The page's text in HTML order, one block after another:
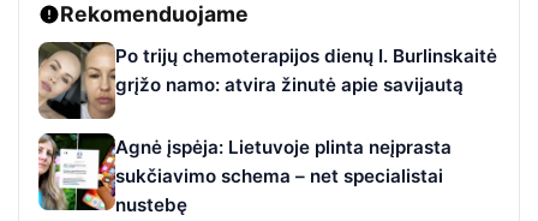
Rekomenduojame
Po trijų chemoterapijos dienų I. Burlinskaitė
grįžo namo: atvira žinutė apie savijautą
Agnė įspėja: Lietuvoje plinta neįprasta
sukčiavimo schema – net specialistai
nustebę